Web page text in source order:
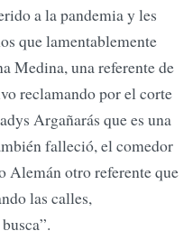
a la pandemia y les
que lamentablemente
Medina, una referente de
reclamando por el corte
Argañarás que es una
falleció, el comedor
Alemán otro referente que
las calles,